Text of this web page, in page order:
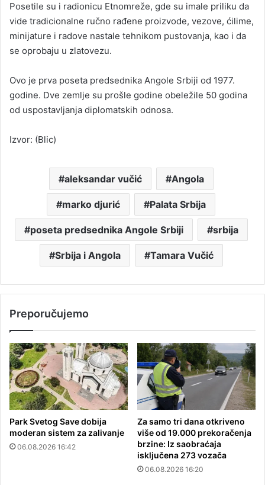
Posetile su i radionicu Etnomreže, gde su imale priliku da
vide tradicionalne ručno rađene proizvode, vezove, ćilime,
minijature i radove nastale tehnikom pustovanja, kao i da
se oprobaju u zlatovezu.
Ovo je prva poseta predsednika Angole Srbiji od 1977.
godine. Dve zemlje su prošle godine obeležile 50 godina
od uspostavljanja diplomatskih odnosa.
Izvor: (Blic)
aleksandar vučić Angola
marko djurić Palata Srbija
poseta predsednika Angole Srbiji srbija
Srbija i Angola Tamara Vučić
Preporučujemo
Park Svetog Save dobija
moderan sistem za zalivanje
06.08.2026 16:42
Za samo tri dana otkriveno
više od 19.000 prekoračenja
brzine: Iz saobraćaja
isključena 273 vozača
06.08.2026 16:20